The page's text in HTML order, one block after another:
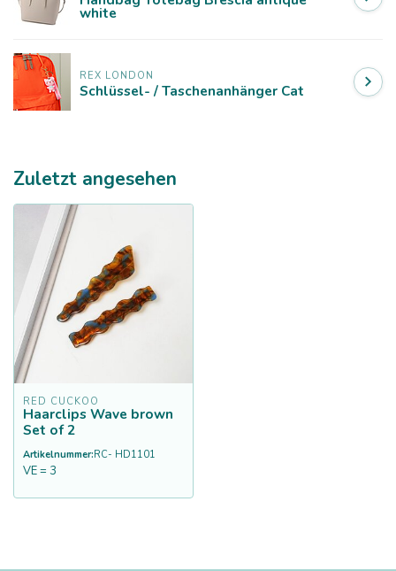
white
REX LONDON
Schlüssel- / Taschenanhänger Cat
Zuletzt angesehen
RED CUCKOO
Haarclips Wave brown
Set of 2
Artikelnummer:RC- HD1101
VE = 3